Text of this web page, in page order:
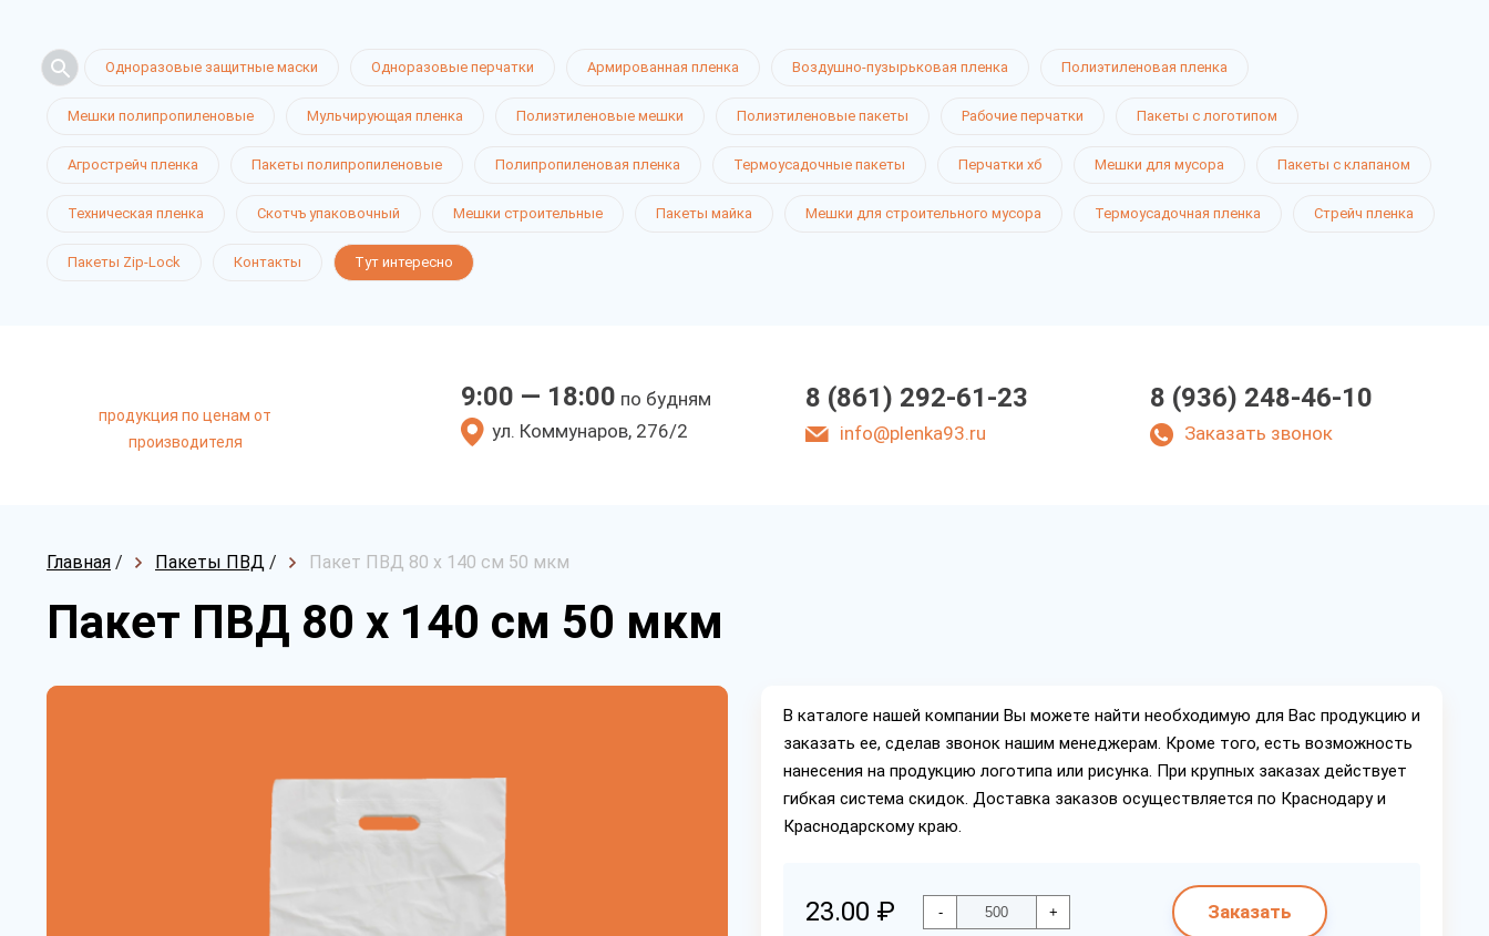
Одноразовые защитные маски Одноразовые перчатки Армированная пленка Воздушно-пузырьковая пленка Полиэтиленовая пленка
Мешки полипропиленовые Мульчирующая пленка Полиэтиленовые мешки Полиэтиленовые пакеты Рабочие перчатки Пакеты с логотипом
Агрострейч пленка Пакеты полипропиленовые Полипропиленовая пленка Термоусадочные пакеты Перчатки хб Мешки для мусора Пакеты с клапаном
Техническая пленка Скотчъ упаковочный Мешки строительные Пакеты майка Мешки для строительного мусора Термоусадочная пленка Стрейч пленка
Пакеты Zip-Lock Контакты Тут интересно
продукция по ценам от
производителя
9:00 — 18:00 по будням
ул. Коммунаров, 276/2
8 (861) 292-61-23
info@plenka93.ru
8 (936) 248-46-10
Заказать звонок
Главная / Пакеты ПВД / Пакет ПВД 80 х 140 см 50 мкм
Пакет ПВД 80 х 140 см 50 мкм
В каталоге нашей компании Вы можете найти необходимую для Вас продукцию и
заказать ее, сделав звонок нашим менеджерам. Кроме того, есть возможность
нанесения на продукцию логотипа или рисунка. При крупных заказах действует
гибкая система скидок. Доставка заказов осуществляется по Краснодару и
Краснодарскому краю.
23.00 ₽ - + Заказать